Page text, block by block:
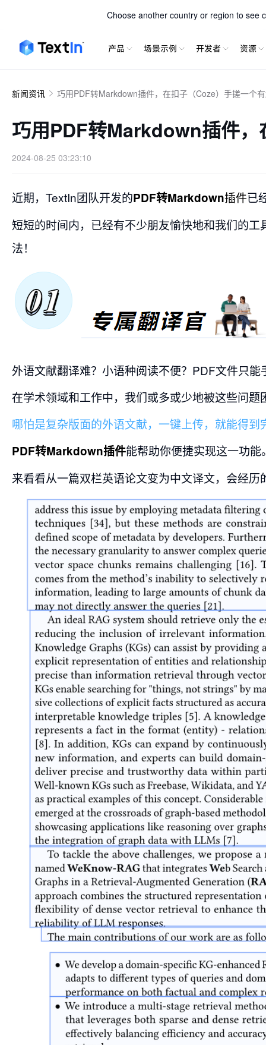
Choose another country or region to see
TextIn xParse
产品 场景示例 开发者 资源
新闻资讯 巧用PDF转Markdown插件，在扣子（Coze）手搓一个
巧用PDF转Markdown插件
2024-08-25 03:23:10
近期，TextIn团队开发的PDF转Markdown插件已
短短的时间内，已经有不少朋友愉快地和我们的
法！
外语文献翻译难？小语种阅读不便？PDF文件只
在学术领域和工作中，我们或多或少地被这些问
哪怕是复杂版面的外语文献，一键上传，就能得
PDF转Markdown插件能帮助你便捷实现这一功能
来看看从一篇双栏英语论文变为中文译文，会经历